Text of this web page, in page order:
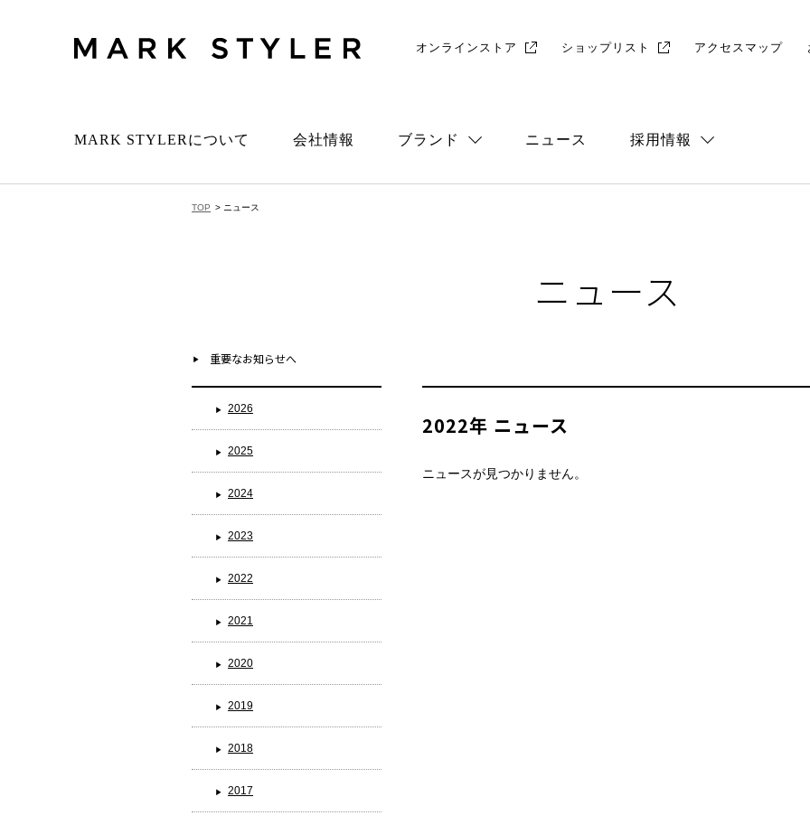
オンラインストア ショップリスト アクセスマップ
MARK STYLERについて 会社情報 ブランド ニュース 採用情報
TOP > ニュース
ニュース
重要なお知らせへ
2026
2025
2024
2023
2022
2021
2020
2019
2018
2017
2022年 ニュース
ニュースが見つかりません。